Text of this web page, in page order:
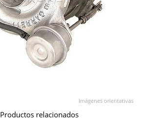
Imágenes orientativas
Productos relacionados